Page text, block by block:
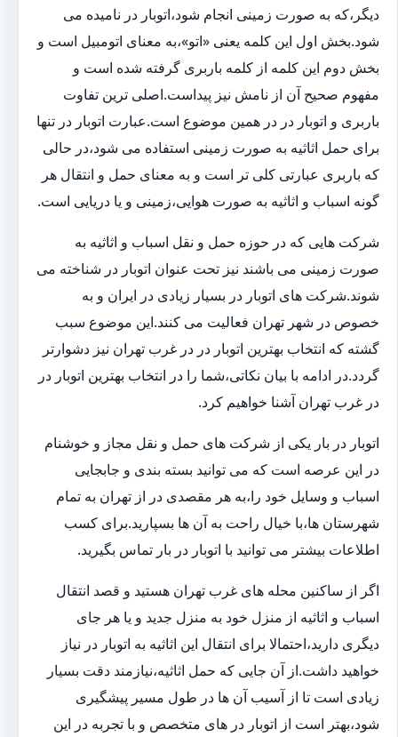
دیگر،که به صورت زمینی انجام شود،اتوبار در نامیده می
شود.بخش اول این کلمه یعنی «اتو»،به معنای اتومبیل است و
بخش دوم این کلمه از کلمه باربری گرفته شده است و
مفهوم صحیح آن از نامش نیز پیداست.اصلی ترین تفاوت
باربری و اتوبار در در همین موضوع است.عبارت اتوبار در تنها
برای حمل اثاثیه به صورت زمینی استفاده می شود،در حالی
که باربری عبارتی کلی تر است و به معنای حمل و انتقال هر
گونه اسباب و اثاثیه به صورت هوایی،زمینی و یا دریایی است.
شرکت هایی که در حوزه حمل و نقل اسباب و اثاثیه به
صورت زمینی می باشند نیز تحت عنوان اتوبار در شناخته می
شوند.شرکت های اتوبار در بسیار زیادی در ایران و به
خصوص در شهر تهران فعالیت می کنند.این موضوع سبب
گشته که انتخاب بهترین اتوبار در در غرب تهران نیز دشوارتر
گردد.در ادامه با بیان نکاتی،شما را در انتخاب بهترین اتوبار در
در غرب تهران آشنا خواهیم کرد.
اتوبار در بار یکی از شرکت های حمل و نقل مجاز و خوشنام
در این عرصه است که می توانید بسته بندی و جابجایی
اسباب و وسایل خود را،به هر مقصدی در از تهران به تمام
شهرستان ها،با خیال راحت به آن ها بسپارید.برای کسب
اطلاعات بیشتر می توانید با اتوبار در بار تماس بگیرید.
اگر از ساکنین محله های غرب تهران هستید و قصد انتقال
اسباب و اثاثیه از منزل خود به منزل جدید و یا هر جای
دیگری دارید،احتمالا برای انتقال این اثاثیه به اتوبار در نیاز
خواهید داشت.از آن جایی که حمل اثاثیه،نیازمند دقت بسیار
زیادی است تا از آسیب آن ها در طول مسیر پیشگیری
شود،بهتر است از اتوبار در های متخصص و با تجربه در این